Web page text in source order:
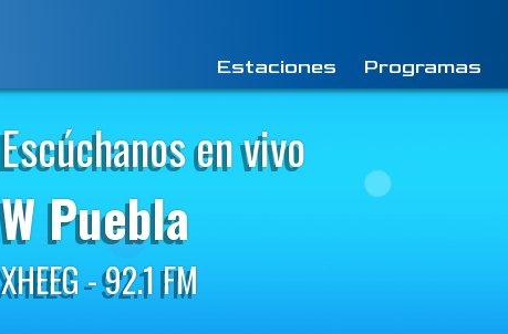
Estaciones Programas
Escúchanos en vivo
W Puebla
XHEEG - 92.1 FM